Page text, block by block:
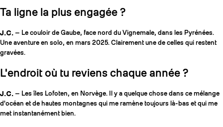
Ta ligne la plus engagée ?
J.C. — Le couloir de Gaube, face nord du Vignemale, dans les Pyrénées.
Une aventure en solo, en mars 2025. Clairement une de celles qui restent
gravées.
L'endroit où tu reviens chaque année ?
J.C. — Les îles Lofoten, en Norvège. Il y a quelque chose dans ce mélange
d'océan et de hautes montagnes qui me ramène toujours là-bas et qui me
met instantanément bien.